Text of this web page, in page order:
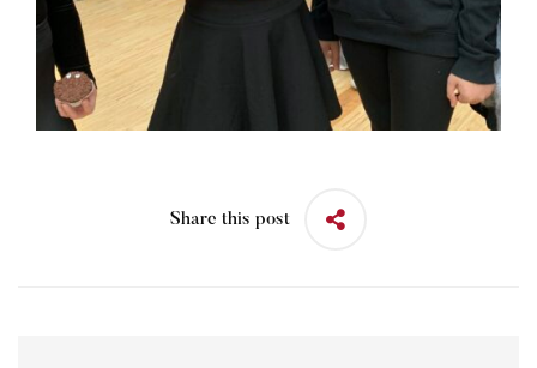
Share this post